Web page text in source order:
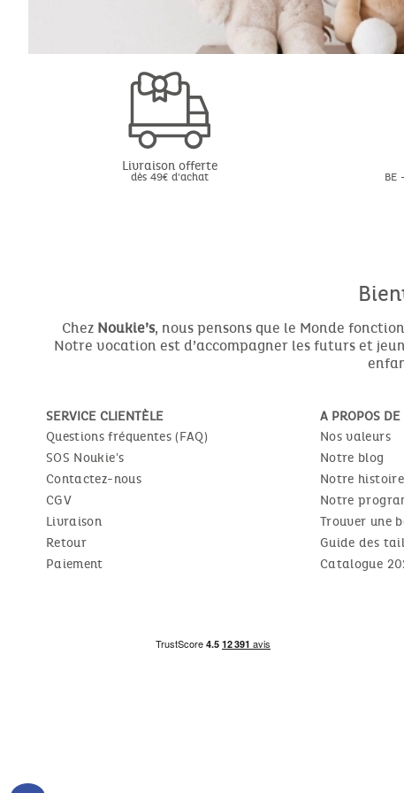
Livraison offerte
dès 49€ d'achat BE
Chez Noukie’s, nous pensons que le Monde
Notre vocation est d’accompagner les futurs et
SERVICE CLIENTÈLE
Questions fréquentes (FAQ)
SOS Noukie's
Contactez-nous
CGV
Livraison
Retour
Paiement
A PROPOS DE
Nos valeurs
Notre blog
Notre histoire
Notre
Trouver une
Guide des
Catalogue